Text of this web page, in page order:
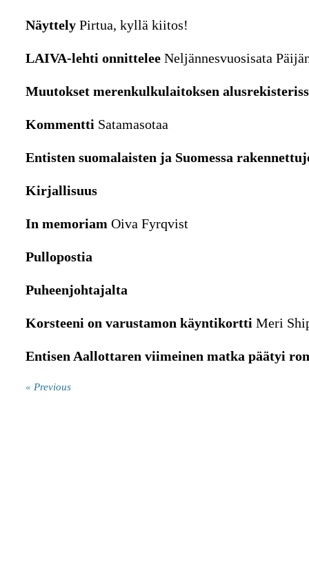
Näyttely Pirtua, kyllä kiitos!
LAIVA-lehti onnittelee Neljännesvuosisata
Muutokset merenkulkulaitoksen
Kommentti Satamasotaa
Entisten suomalaisten ja Suomessa
Kirjallisuus
In memoriam Oiva Fyrqvist
Pullopostia
Puheenjohtajalta
Korsteeni on varustamon käyntikortti Meri
Entisen Aallottaren viimeinen matka päätyi
« Previous